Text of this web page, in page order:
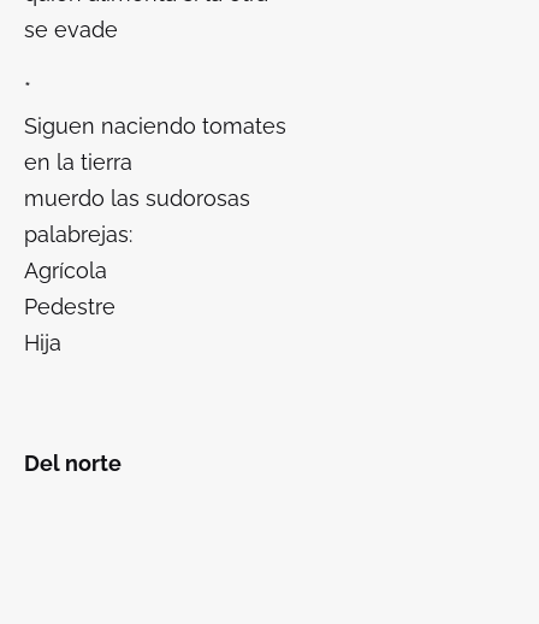
se evade
*
Siguen naciendo tomates
en la tierra
muerdo las sudorosas
palabrejas:
Agrícola
Pedestre
Hija
Del norte